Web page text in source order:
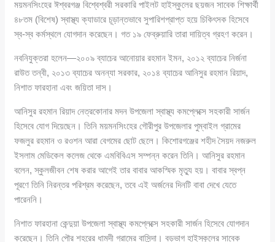
ময়মনসিংহের ঈশ্বরগঞ্জ বিশ্বেশ্বরী সরকারি পাইলট হাইস্কুলের ছয়জন সাবেক শিক্ষার্থী
৪৮তম (বিশেষ) স্বাস্থ্য ক্যাডারে চূড়ান্তভাবে সুপারিশপ্রাপ্ত হয়ে চিকিৎসক হিসেবে
স্ব-স্ব কর্মস্থলে যোগদান করেছেন। গত ১৯ ফেব্রুয়ারি তারা দায়িত্ব গ্রহণ করেন।
নবনিযুক্তরা হলেন—২০০৯ ব্যাচের আনোয়ার রহমান ইমন, ২০১২ ব্যাচের নির্জনা
রাউত তন্বী, ২০১৩ ব্যাচের অনন্যা সরকার, ২০১৪ ব্যাচের আনিসুর রহমান রিয়াদ,
নিশাত ফারহানা এবং জয়িতা দাস।
আনিসুর রহমান রিয়াদ নেত্রকোনার মদন উপজেলা স্বাস্থ্য কমপ্লেক্সে সহকারী সার্জন
হিসেবে যোগ দিয়েছেন। তিনি ময়মনসিংহের গৌরীপুর উপজেলার পুম্বাইল গ্রামের
ফজলুর রহমান ও রওশন আরা বেগমের ছোট ছেলে। কিশোরগঞ্জের শহীদ সৈয়দ নজরুল
ইসলাম মেডিকেল কলেজ থেকে এমবিবিএস সম্পন্ন করেন তিনি। আনিসুর রহমান
বলেন, স্কুলজীবন শেষ করার আগেই তার বাবার আকস্মিক মৃত্যু হয়। বাবার স্বপ্ন
পূরণে তিনি নিরন্তর পরিশ্রম করেছেন, তবে এই অর্জনের দিনটি বাবা দেখে যেতে
পারেননি।
নিশাত ফারহানা কেন্দুয়া উপজেলা স্বাস্থ্য কমপ্লেক্সে সহকারী সার্জন হিসেবে যোগদান
করেছেন। তিনি পৌর শহরের ধামদী গ্রামের বাসিন্দা। বড়ভাগ হাইস্কুলের সাবেক